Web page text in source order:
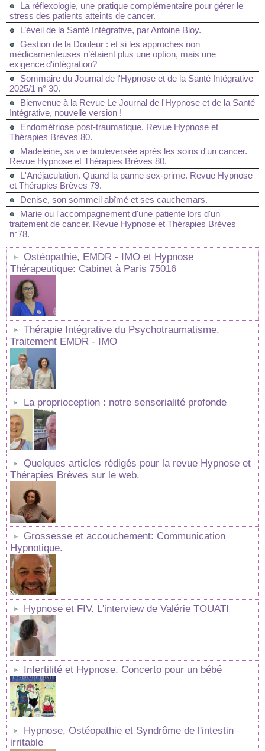
La réflexologie, une pratique complémentaire pour gérer le
stress des patients atteints de cancer.
L’éveil de la Santé Intégrative, par Antoine Bioy.
Gestion de la Douleur : et si les approches non
médicamenteuses n’étaient plus une option, mais une
exigence d'intégration?
Sommaire du Journal de l'Hypnose et de la Santé Intégrative
2025/1 n° 30.
Bienvenue à la Revue Le Journal de l'Hypnose et de la Santé
Intégrative, nouvelle version !
Endométriose post-traumatique. Revue Hypnose et
Thérapies Brèves 80.
Madeleine, sa vie bouleversée après les soins d'un cancer.
Revue Hypnose et Thérapies Brèves 80.
L'Anéjaculation. Quand la panne sex-prime. Revue Hypnose
et Thérapies Brèves 79.
Denise, son sommeil abîmé et ses cauchemars.
Marie ou l'accompagnement d'une patiente lors d'un
traitement de cancer. Revue Hypnose et Thérapies Brèves
n°78.
Ostéopathie, EMDR - IMO et Hypnose
Thérapeutique: Cabinet à Paris 75016
Thérapie Intégrative du Psychotraumatisme.
Traitement EMDR - IMO
La proprioception : notre sensorialité profonde
Quelques articles rédigés pour la revue Hypnose et
Thérapies Brèves sur le web.
Grossesse et accouchement: Communication
Hypnotique.
Hypnose et FIV. L'interview de Valérie TOUATI
Infertilité et Hypnose. Concerto pour un bébé
Hypnose, Ostéopathie et Syndrôme de l'intestin
irritable